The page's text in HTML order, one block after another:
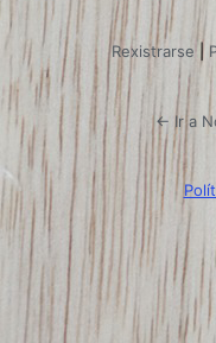
Rexistrarse
← Ir a